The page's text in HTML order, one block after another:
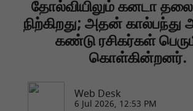
தோல்வியிலும் கனடா
நிற்கிறது; அதன்
கண்டு ரசிகர்கள்
கொள்கின்றனர்.
Web Desk
6 Jul 2026, 12:53 PM